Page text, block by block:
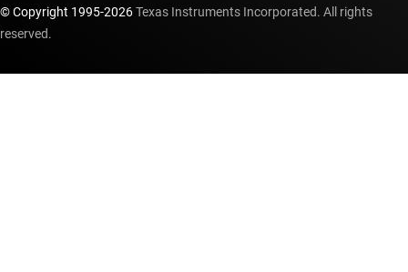
© Copyright 1995-2026Texas Instruments Incorporated. All rights
reserved.